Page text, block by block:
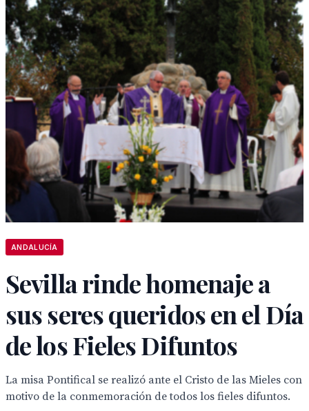
ANDALUCÍA
Sevilla rinde homenaje a
sus seres queridos en el Día
de los Fieles Difuntos
La misa Pontifical se realizó ante el Cristo de las Mieles con
motivo de la conmemoración de todos los fieles difuntos.